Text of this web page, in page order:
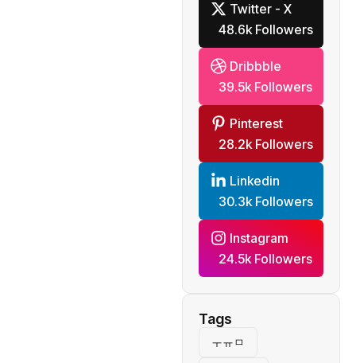
Twitter - X
48.6k Followers
Dribbble
39.5k Followers
Pinterest
28.2k Followers
Linkedin
30.3k Followers
Instagram
24.5k Followers
Tags
ㅜㅠㅁ